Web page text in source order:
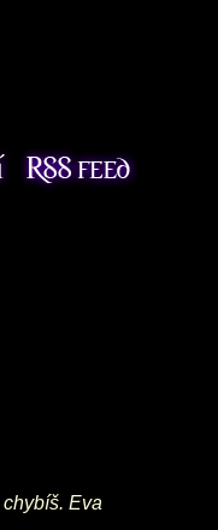
Eva